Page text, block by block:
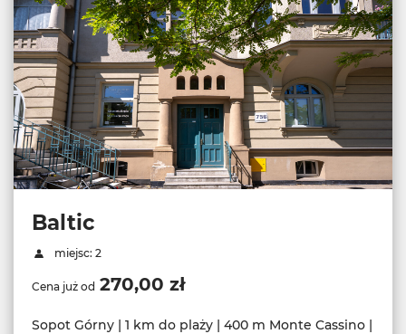
Baltic
miejsc: 2
Cena już od 270,00 zł
Sopot Górny | 1 km do plaży | 400 m Monte Cassino |